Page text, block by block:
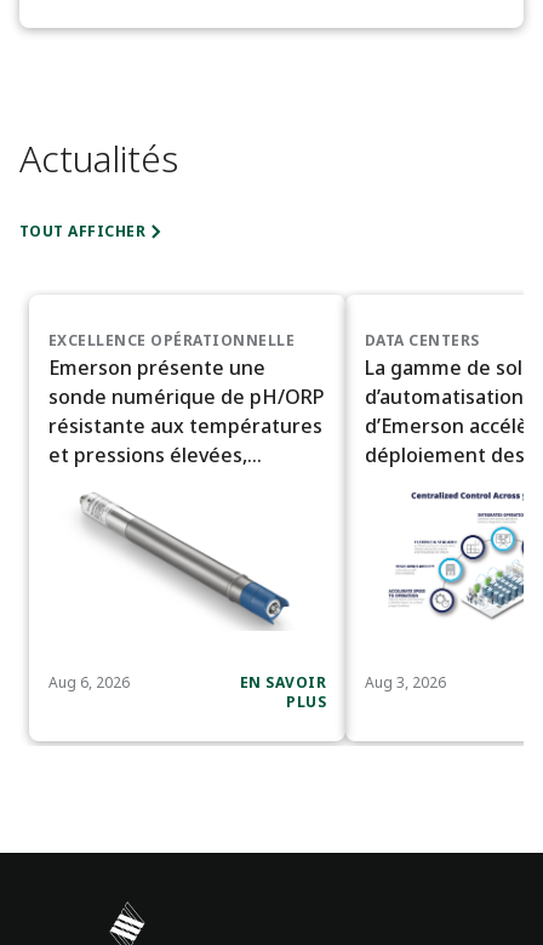
Actualités
TOUT AFFICHER
EXCELLENCE OPÉRATIONNELLE
Emerson présente une
sonde numérique de pH/ORP
résistante aux températures
et pressions élevées,
procédé difficiles
Aug 6, 2026
EN SAVOIR
PLUS
DATA CENTERS
La gamme de
d’automatisation
d’Emerson
déploiement des
Aug 3, 2026